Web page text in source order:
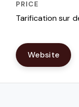
Tarification sur
Website